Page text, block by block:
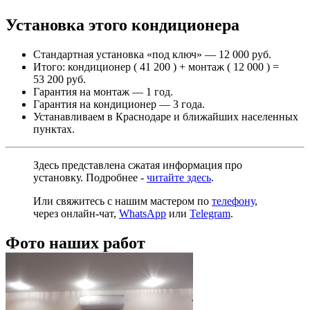
Установка этого кондиционера
Стандартная установка «под ключ» — 12 000 руб.
Итого: кондиционер ( 41 200 ) + монтаж ( 12 000 ) =
53 200 руб.
Гарантия на монтаж — 1 год.
Гарантия на кондиционер — 3 года.
Устанавливаем в Краснодаре и ближайших населенных
пунктах.
Здесь представлена сжатая информация про
установку. Подробнее - читайте здесь.
Или свяжитесь с нашим мастером по телефону,
через онлайн-чат, WhatsApp или Telegram.
Фото наших работ